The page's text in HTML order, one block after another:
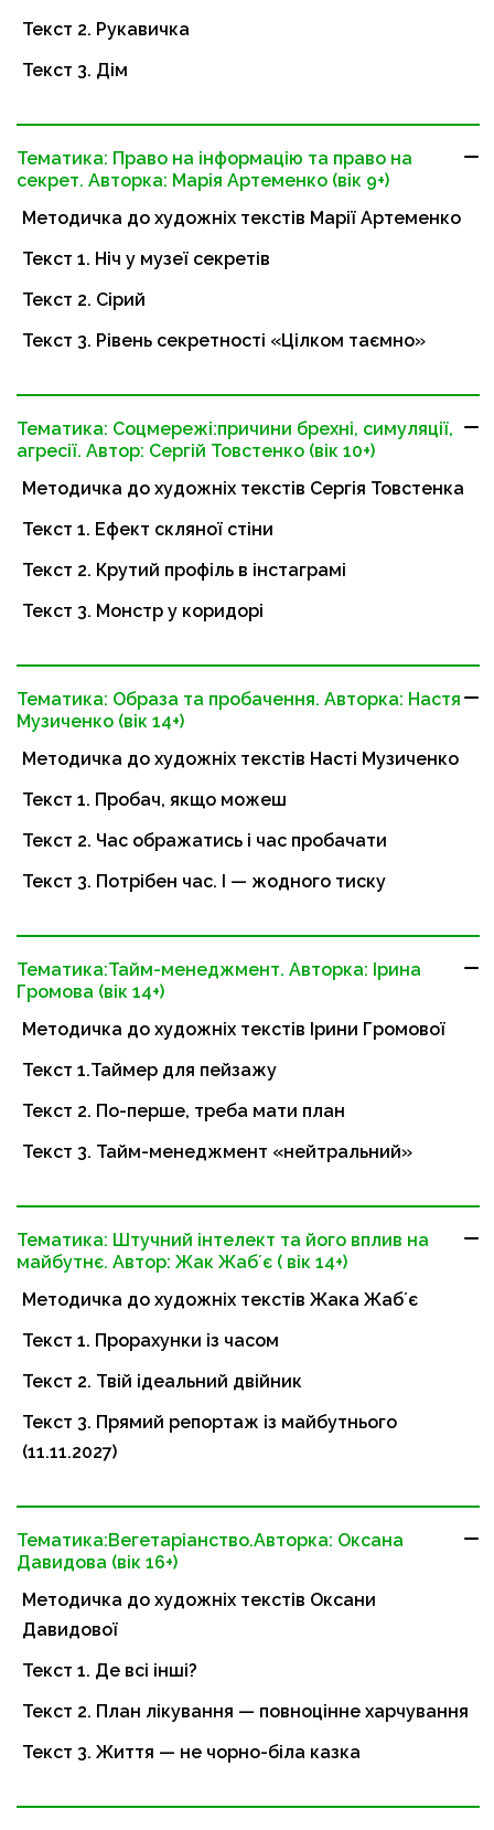
Текст 2. Рукавичка
Текст 3. Дім
Тематика: Право на інформацію та право на
секрет. Авторка: Марія Артеменко (вік 9+)
Методичка до художніх текстів Марії Артеменко
Текст 1. Ніч у музеї секретів
Текст 2. Сірий
Текст 3. Рівень секретності «Цілком таємно»
Тематика: Соцмережі:причини брехні, симуляції,
агресії. Автор: Сергій Товстенко (вік 10+)
Методичка до художніх текстів Сергія Товстенка
Текст 1. Ефект скляної стіни
Текст 2. Крутий профіль в інстаграмі
Текст 3. Монстр у коридорі
Тематика: Образа та пробачення. Авторка: Настя
Музиченко (вік 14+)
Методичка до художніх текстів Насті Музиченко
Текст 1. Пробач, якщо можеш
Текст 2. Час ображатись і час пробачати
Текст 3. Потрібен час. І — жодного тиску
Тематика:Тайм-менеджмент. Авторка: Ірина
Громова (вік 14+)
Методичка до художніх текстів Ірини Громової
Текст 1.Таймер для пейзажу
Текст 2. По-перше, треба мати план
Текст 3. Тайм-менеджмент «нейтральний»
Тематика: Штучний інтелект та його вплив на
майбутнє. Автор: Жак Жабʼє ( вік 14+)
Методичка до художніх текстів Жака Жабʼє
Текст 1. Прорахунки із часом
Текст 2. Твій ідеальний двійник
Текст 3. Прямий репортаж із майбутнього
(11.11.2027)
Тематика:Вегетаріанство.Авторка: Оксана
Давидова (вік 16+)
Методичка до художніх текстів Оксани
Давидової
Текст 1. Де всі інші?
Текст 2. План лікування — повноцінне харчування
Текст 3. Життя — не чорно-біла казка